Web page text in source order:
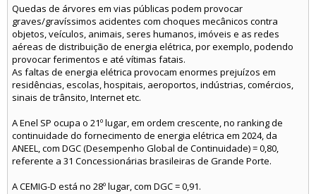
Quedas de árvores em vias públicas podem provocar
graves/gravíssimos acidentes com choques mecânicos contra
objetos, veículos, animais, seres humanos, imóveis e as redes
aéreas de distribuição de energia elétrica, por exemplo, podendo
provocar ferimentos e até vítimas fatais.
As faltas de energia elétrica provocam enormes prejuízos em
residências, escolas, hospitais, aeroportos, indústrias, comércios,
sinais de trânsito, Internet etc.
A Enel SP ocupa o 21º lugar, em ordem crescente, no ranking de
continuidade do fornecimento de energia elétrica em 2024, da
ANEEL, com DGC (Desempenho Global de Continuidade) = 0,80,
referente a 31 Concessionárias brasileiras de Grande Porte.
A CEMIG-D está no 28º lugar, com DGC = 0,91.